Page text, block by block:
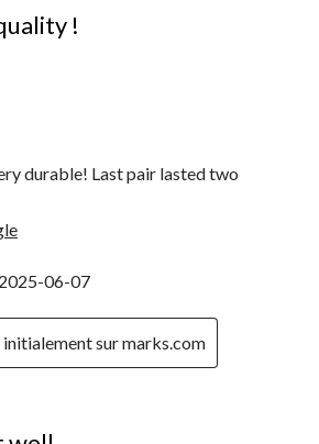
!
durable! Last pair lasted two
2025-06-07
sur marks.com